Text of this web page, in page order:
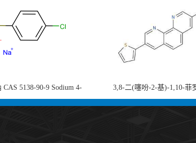
5138-90-9 Sodium 4-
黄金产品 高纯度现货
3,8-二(噻吩-2-基)-1,10-菲
753491-32-6)1,10-